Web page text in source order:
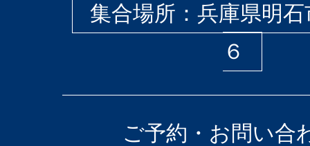
集合場所：兵庫県明
６
ご予約・お問い合